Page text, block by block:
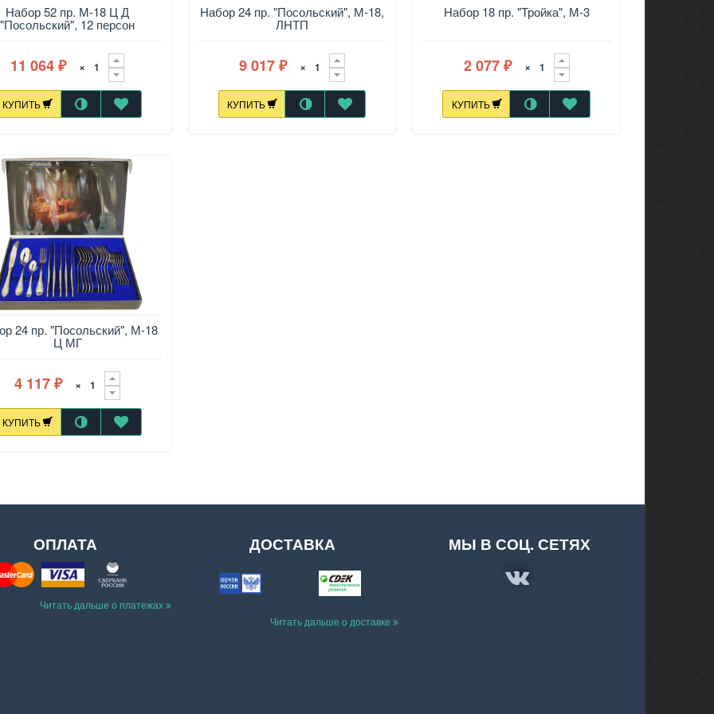
Набор 52 пр. М-18 Ц Д
"Посольский", 12 персон
11 064₽ ×
КУПИТЬ
Набор 24 пр. "Посольский", М-18,
ЛНТП
9 017 ₽ ×
КУПИТЬ
Набор 18 пр. "Тройка", М-3
2 077 ₽ ×
КУПИТЬ
24 пр. "Посольский", М-18
Ц МГ
4 117₽ ×
КУПИТЬ
ОПЛАТА
Читать дальше о платежах
ДОСТАВКА МЫ В СОЦ. СЕТЯХ